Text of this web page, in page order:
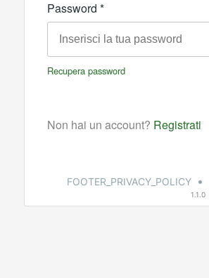
FOOTER_PRIVACY_POLICY •
1.1.0